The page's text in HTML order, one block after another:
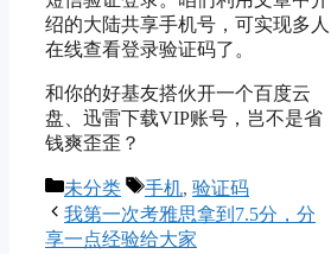
绍的大陆共享手机号，可实现多人
在线查看登录验证码了。
和你的好基友搭伙开一个百度云
盘、迅雷下载VIP账号，岂不是省
钱爽歪歪？
Categories
未分类 Tags
手机, 验证码
我第一次考雅思拿到7.5分，分
享一点经验给大家